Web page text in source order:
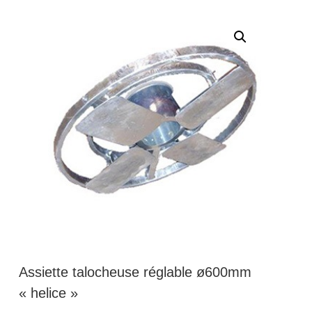
Assiette talocheuse réglable ø600mm
« helice »